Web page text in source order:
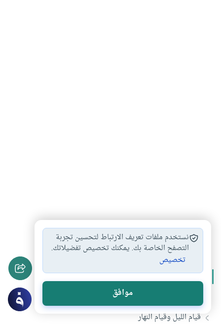
رمضان # الصلاة # قيام الليل #التهجد
المزيد من سلسلةقيام الليل
ما الذي نرجوه من قيام الليل ؟
قيام الليل وقيام النهار
نستخدم ملفات تعريف الارتباط لتحسين تجربة
التصفح الخاصة بك. يمكنك تخصيص تفضيلاتك.
تخصيص
موافق